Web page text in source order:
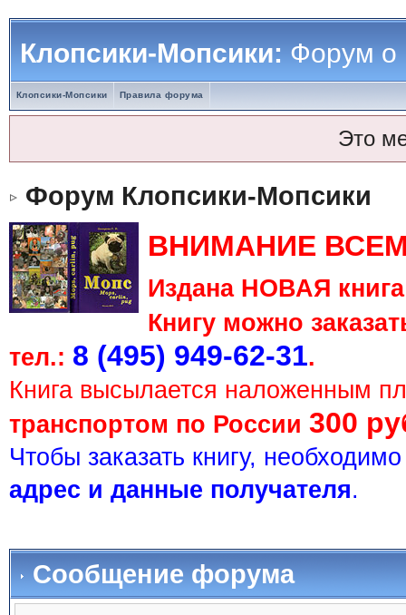
Клопсики-Мопсики:Форум о
Клопсики-Мопсики Правила форума
Это
Форум Клопсики-Мопсики
ВНИМАНИЕ
Издана НОВАЯ
Книгу можно
тел.: 8 (495) 949-62-31.
Книга высылается наложенным
транспортом по России 300
Чтобы заказать книгу,
адрес и данные получателя.
Сообщение форума